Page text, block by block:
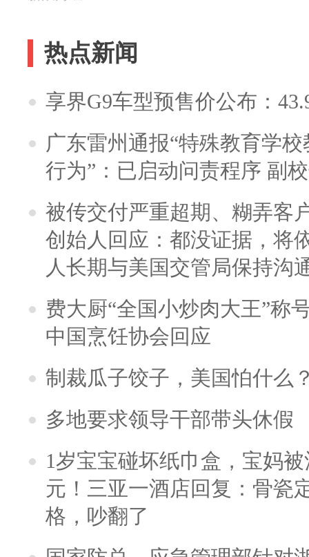
热点新闻
享界G9车型预售价公布：
广东雷州通报“特殊教育学
行为”：已启动问责程序 副
被传交付严重超期、糊弄客
创始人回应：都没证据，将
人长期与美国交管局保持沟
费大厨“全国小炒肉大王”称
中国烹饪协会回应
制裁瓜子饺子，美国怕什么
多地要求领导干部带头休假
1岁宝宝碰坏纸巾盒，宝妈
元！三亚一酒店回复：骨瓷
格，吵翻了